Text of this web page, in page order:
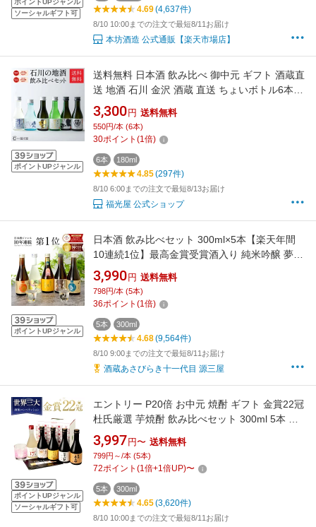
ポイントUPジャンル
ソーシャルギフト可
4.69(4,637件)
8/10 10:00までの注文で最短8/11お届け
本坊酒造 公式通販【楽天市場店】
ポイントUPジャンル
送料無料 日本酒 飲み比べ 御中元 ギフト 酒蔵直
送 地酒 石川 金沢 酒蔵 直送 ちょいボトル6本セ
ット 贈り物 プレゼント 誕生日 お酒 セット 数
量限定 純米吟醸酒 特別純米酒 お土産 帰省土産
手土産 手持ち付ギフトBOX入り180mL6本入
3,300 円 送料無料
550円/本 (6本)
30ポイント (1倍)
6本 180ml
4.85(297件)
8/10 6:00までの注文で最短8/13お届け
福光屋 公式ショップ
ポイントUPジャンル
日本酒 飲み比べセット 300ml×5本【楽天年間
10連続1位】最高金賞受賞酒入り 純米吟醸 夢灯
り版 お酒 お中元 御中元 夏ギフト 敬老の日 プ
レゼント 2026 父の日 父の日ギフト 誕生日プレ
ゼント ミニボトル 送料無料 あさ開
3,990 円 送料無料
798円/本 (5本)
36ポイント (1倍)
5本 300ml
4.68(9,564件)
8/10 9:00までの注文で最短8/11お届け
酒蔵あさびらき十一代目 源三屋
ポイントUPジャンル
ソーシャルギフト可
エントリー P20倍 お中元 焼酎 ギフト 金賞22冠
杜氏厳選 芋焼酎 飲み比べセット 300ml 5本 化
粧箱入り / 送料無料 誕生日 敬老の日 お祝い ギ
フト メッセージカード ラッピング 対応無料 本
坊酒造 お酒 プレゼント 芋焼酎 ギフト セット
3,997 円〜 送料無料
799円～/本 (5本)
72ポイント (1倍+1倍UP)〜
5本 300ml
4.65(3,620件)
8/10 10:00までの注文で最短8/11お届け